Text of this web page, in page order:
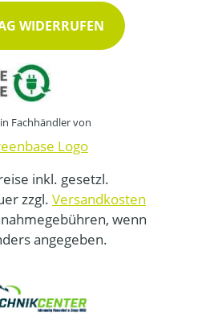
WIDERRUFEN
Fachhändler von
inkl. gesetzl.
zzgl. Versandkosten
wenn
angegeben.